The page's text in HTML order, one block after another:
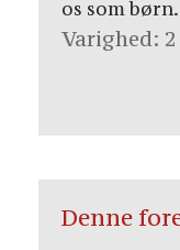
os som børn.
Varighed:
Denne